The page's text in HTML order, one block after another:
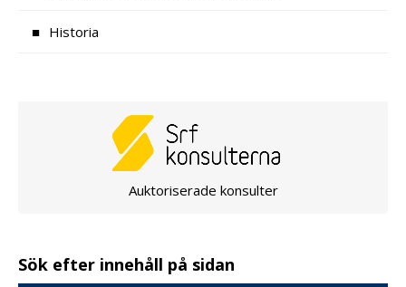
Historia
Auktoriserade konsulter
Sök efter innehåll på sidan